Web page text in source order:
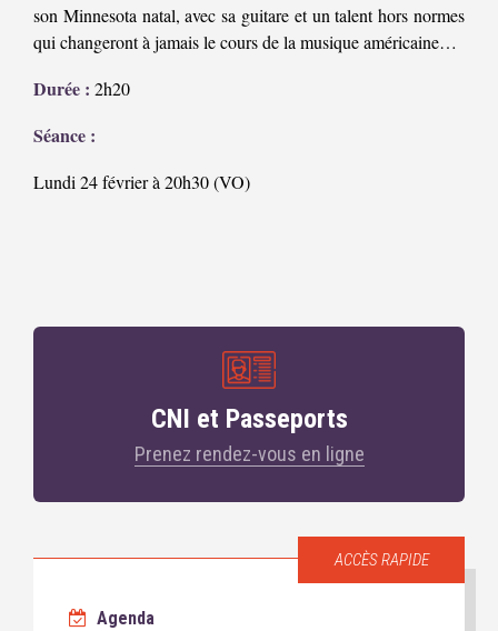
son Minnesota natal, avec sa guitare et un talent hors normes
qui changeront à jamais le cours de la musique américaine…
Durée : 2h20
Séance :
Lundi 24 février à 20h30 (VO)
CNI et Passeports
Prenez rendez-vous en ligne
ACCÈS RAPIDE
Agenda